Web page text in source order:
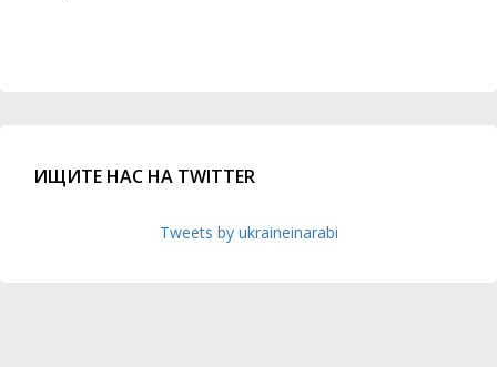
ИЩИТЕ НАС НА TWITTER
Tweets by ukraineinarabi